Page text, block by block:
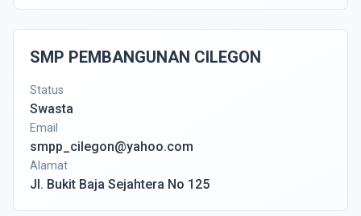
SMP PEMBANGUNAN CILEGON
Status
Swasta
Email
smpp_cilegon@yahoo.com
Alamat
Jl. Bukit Baja Sejahtera No 125